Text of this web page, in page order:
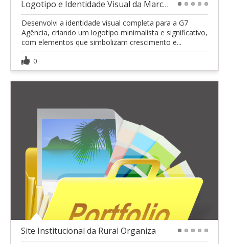
Logotipo e Identidade Visual da Marca G7 Agência
Desenvolvi a identidade visual completa para a G7
Agência, criando um logotipo minimalista e significativo,
com elementos que simbolizam crescimento e...
0
Site Institucional da Rural Organiza